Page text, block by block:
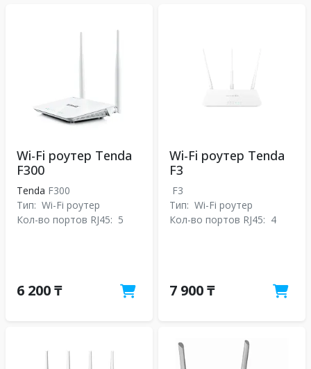
Wi-Fi роутер Tenda
F300
Tenda F300
Тип: Wi-Fi роутер
Кол-во портов RJ45: 5
6 200 ₸
Wi-Fi роутер Tenda
F3
F3
Тип: Wi-Fi роутер
Кол-во портов RJ45: 4
7 900 ₸